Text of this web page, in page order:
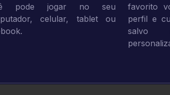
pode jogar no seu
celular, tablet ou
favorito
perfil e
salvo